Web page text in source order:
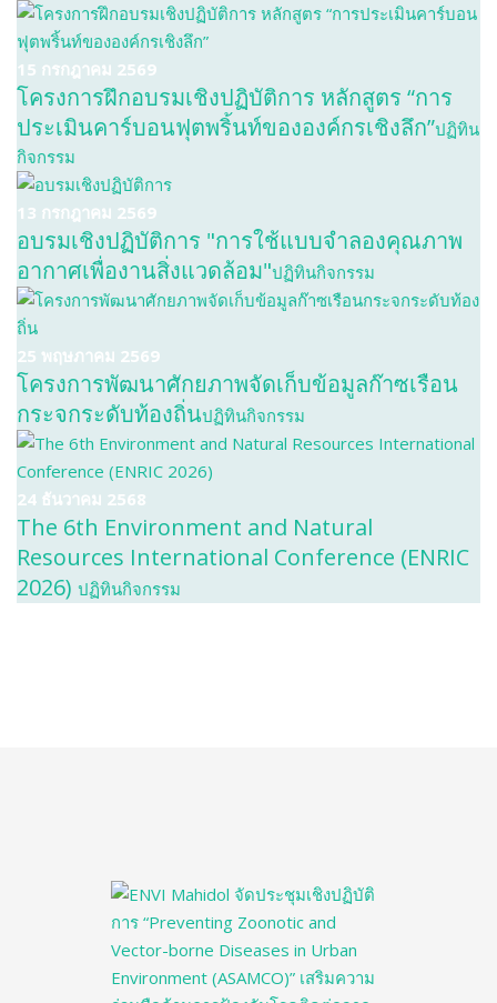
15 กรกฎาคม 2569
โครงการฝึกอบรมเชิงปฏิบัติการ หลักสูตร “การ
ประเมินคาร์บอนฟุตพริ้นท์ขององค์กรเชิงลึก”ปฏิทิน
กิจกรรม
13 กรกฎาคม 2569
อบรมเชิงปฏิบัติการ "การใช้แบบจำลองคุณภาพ
อากาศเพื่องานสิ่งแวดล้อม"ปฏิทินกิจกรรม
25 พฤษภาคม 2569
โครงการพัฒนาศักยภาพจัดเก็บข้อมูลก๊าซเรือน
กระจกระดับท้องถิ่นปฏิทินกิจกรรม
24 ธันวาคม 2568
The 6th Environment and Natural
Resources International Conference (ENRIC
2026) ปฏิทินกิจกรรม